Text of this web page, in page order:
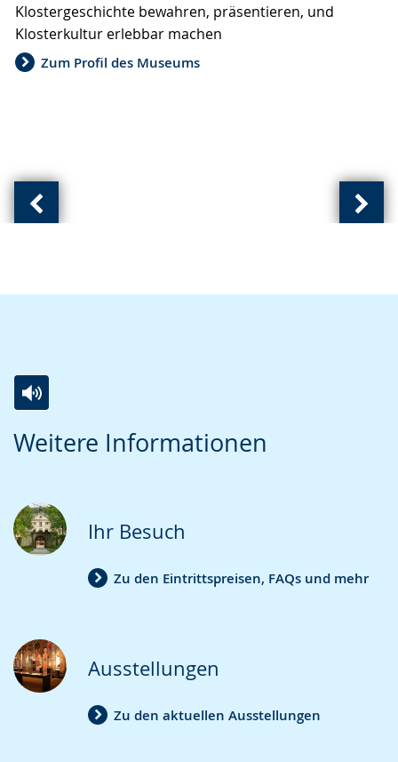
Vorherige
von
von
Klostergeschichte bewahren, präsentieren, und
Klosterkultur erlebbar machen
Zum Profil des Museums
wechseln.
Deutscher
Gebärdensprache
wird
Weitere Informationen
Leichten
wechseln.
Audio-
Video
Deutscher
Gebärdensprache
wird
Ihr Besuch
Zu den Eintrittspreisen, FAQs und mehr
Ausstellungen
Zu den aktuellen Ausstellungen